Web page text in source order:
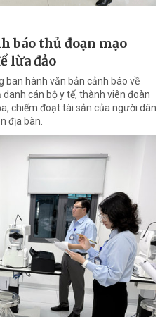
báo thủ đoạn mạo
lừa đảo
ban hành văn bản cảnh báo về
cán bộ y tế, thành viên đoàn
chiếm đoạt tài sản của người dân
địa bàn.